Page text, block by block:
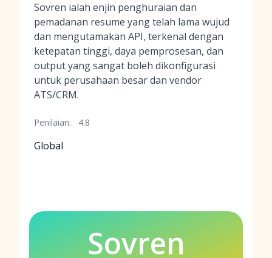
Sovren ialah enjin penghuraian dan
pemadanan resume yang telah lama wujud
dan mengutamakan API, terkenal dengan
ketepatan tinggi, daya pemprosesan, dan
output yang sangat boleh dikonfigurasi
untuk perusahaan besar dan vendor
ATS/CRM.
Penilaian: 4.8
Global
Sovren